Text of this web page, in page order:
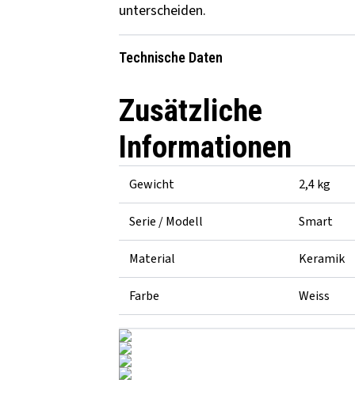
unterscheiden.
Technische Daten
Zusätzliche
Informationen
Gewicht 2,4 kg
Serie / Modell Smart
Material Keramik
Farbe Weiss